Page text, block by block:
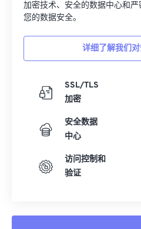
加密技术、安全的数据中心和
您的数据安全。
详细了解我们
SSL/TLS
加密
安全数据
中心
访问控制和
验证